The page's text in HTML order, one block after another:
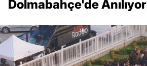
Dolmabahçe'de Anılıyor